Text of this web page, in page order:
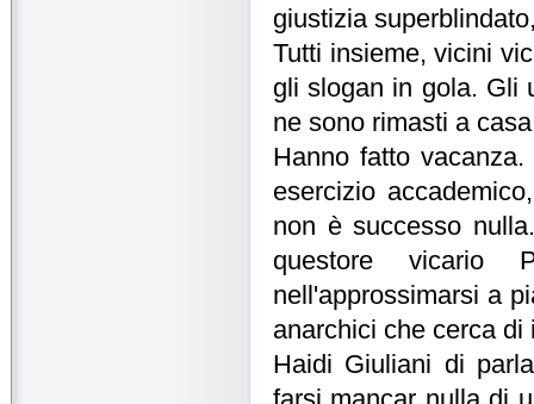
giustizia
Tutti insieme, vicini
gli slogan in gola. Gli
ne sono rimasti a
Hanno fatto
esercizio
non è successo
questore vicario
nell'approssimarsi a
anarchici che cerca
Haidi Giuliani di